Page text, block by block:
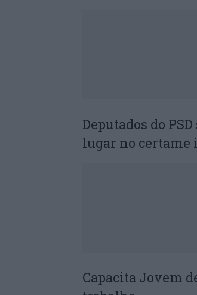
Deputados do
lugar no
Capacita Jovem